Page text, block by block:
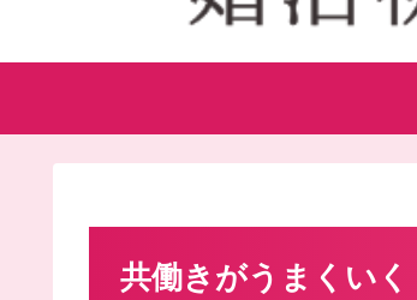
共働きがうまくい